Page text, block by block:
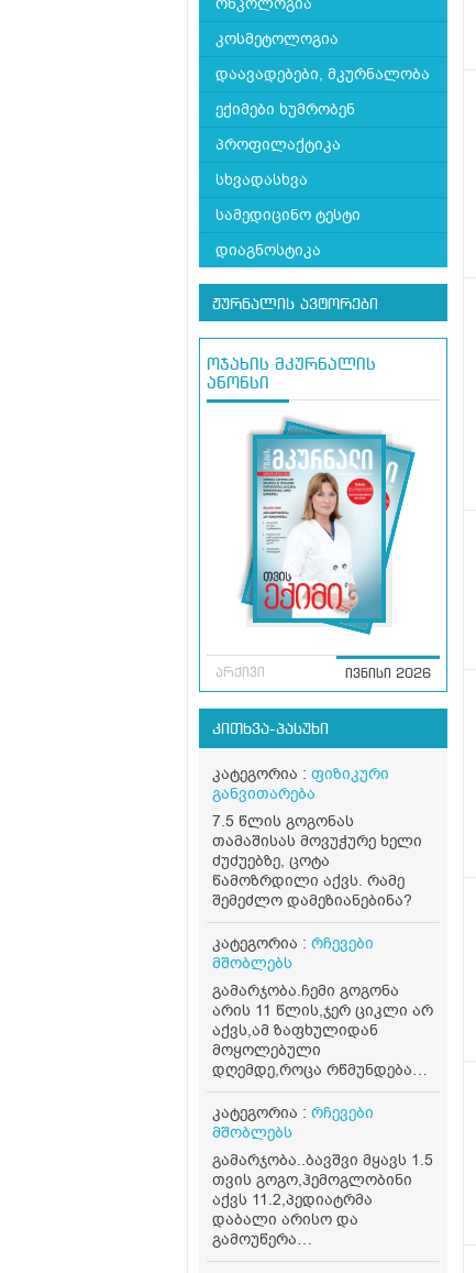
კოსმეტოლოგია
დაავადებები, მკურნალობა
ექიმები ხუმრობენ
პროფილაქტიკა
სხვადასხვა
სამედიცინო ტესტი
დიაგნოსტიკა
ჟურნალის ავტორები
ოჯახის მკურნალის
ანონსი
არქივი ივნისი 2026
კითხვა-პასუხი
კატეგორია : ფიზიკური
განვითარება
7.5 წლის გოგონას
თამაშისას მოვუჭურე ხელი
ძუძუებზე, ცოტა
წამოზრდილი აქვს. რამე
შემეძლო დამეზიანებინა?
კატეგორია : რჩევები
მშობლებს
გამარჯობა.ჩემი გოგონა
არის 11 წლის,ჯერ ციკლი არ
აქვს,ამ ზაფხულიდან
მოყოლებული
დღემდე,როცა რწმუნდება
რომ გვძინავს ყველას
მასტურბირებს ხშირად,ერთ
ოთახში გვძინავს,უბრალოდ
გამოსაალი არაა,ძალიან
ბევრჯერ ველაპარაკე
მშვიდად,უკვე ყელში რომ
ამომივიდა ყვირილზე
გადავედი,არასასიამოვნოა
მისი ეს ქცევა.. მივიღებ
კატეგორია : რჩევები
მშობლებს
გამარჯობა..ბავშვი მყავს 1.5
თვის გოგო,ჰემოგლობინი
აქვს 11.2,პედიატრმა
დაბალი არისო და
გამოუწერა
ფერმულეკი,ასევე ხორცი